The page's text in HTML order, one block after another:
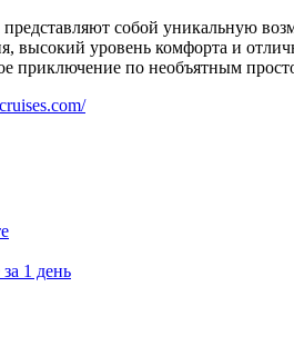
собой уникальную
высокий уровень комфорта и
приключение по необъятным
1 день